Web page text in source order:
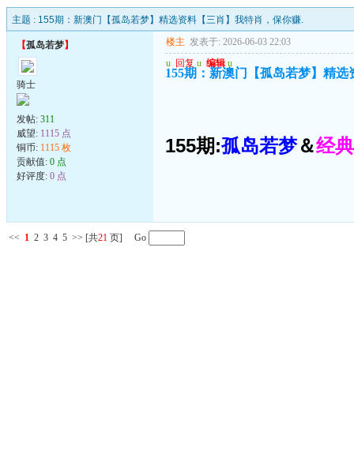
主题 : 155期：新澳门【孤岛若梦】精选资料【三肖】我特肖，保你赚.
【孤岛若梦】
骑士
发帖: 311
威望: 1115 点
铜币: 1115 枚
贡献值: 0 点
好评度: 0 点
楼主 发表于: 2026-06-03 22:03
u 回复 u 编辑 u
155期：新澳门【孤岛若梦】精
155期:孤岛若梦＆经
<< 1 2 3 4 5 >> [共21 页] Go